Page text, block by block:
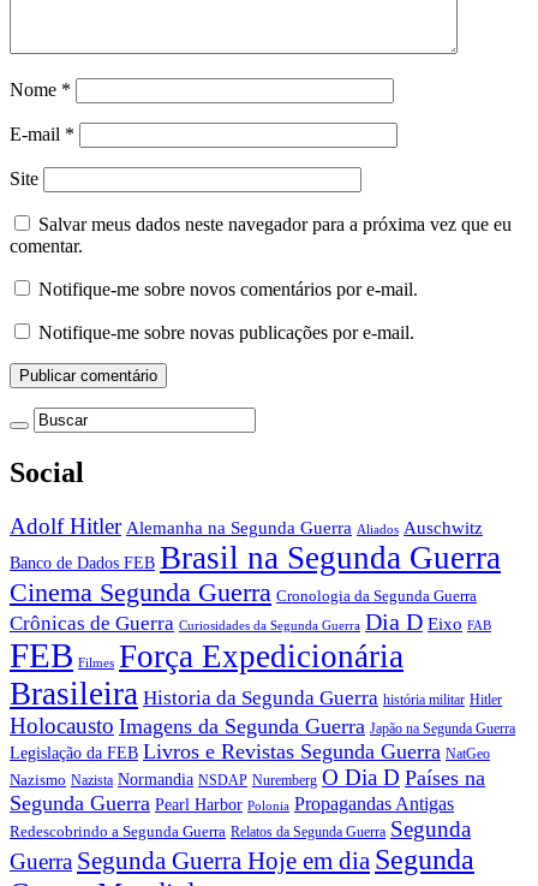
Nome *
E-mail *
Site
Salvar meus dados neste navegador para a próxima vez que eu
comentar.
Notifique-me sobre novos comentários por e-mail.
Notifique-me sobre novas publicações por e-mail.
Social
Adolf Hitler Alemanha na Segunda Guerra Aliados Auschwitz
Banco de Dados FEB Brasil na Segunda Guerra
Cinema Segunda Guerra Cronologia da Segunda Guerra
Crônicas de Guerra Curiosidades da Segunda Guerra Dia D Eixo FAB
FEB Filmes Força Expedicionária
Brasileira Historia da Segunda Guerra história militar Hitler
Holocausto Imagens da Segunda Guerra Japão na Segunda Guerra
Legislação da FEB Livros e Revistas Segunda Guerra NatGeo
Nazismo Nazista Normandia NSDAP Nuremberg O Dia D Países na
Segunda Guerra Pearl Harbor Polonia Propagandas Antigas
Redescobrindo a Segunda Guerra Relatos da Segunda Guerra Segunda
Guerra Segunda Guerra Hoje em dia Segunda